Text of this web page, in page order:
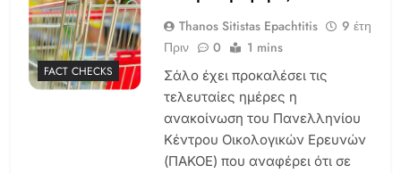
FACT CHECKS
Thanos Sitistas Epachtitis
9 έτη
Πριν
0 1 mins
Σάλο έχει προκαλέσει τις
τελευταίες ημέρες η
ανακοίνωση του Πανελληνίου
Κέντρου Οικολογικών Ερευνών
(ΠΑΚΟΕ) που αναφέρει ότι σε